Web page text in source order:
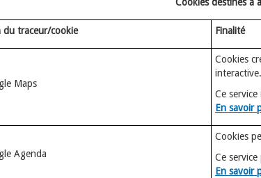
Cookies destinés à
du traceur/cookie Finalité
Maps
Cookies
interactive.
Ce
En savoir
Agenda
Cookies
Ce
En savoir